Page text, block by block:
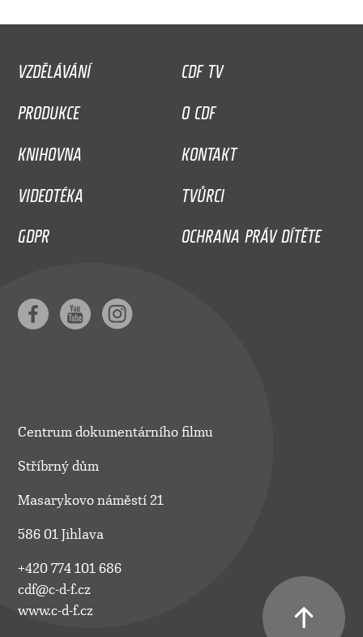
VZDĚLÁVÁNÍ
CDF TV
PRODUKCE
O CDF
KNIHOVNA
KONTAKT
VIDEOTÉKA
TVŮRCI
GDPR
OCHRANA PRÁV DÍTĚTE
Centrum dokumentárního filmu
Stříbrný dům
Masarykovo náměstí 21
586 01 Jihlava
+420 774 101 686
cdf@c-d-f.cz
www.c-d-f.cz